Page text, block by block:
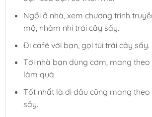
Ngồi ở nhà, xem chương trình
mộ, nhâm nhi trái cây sấy.
Đi café với bạn, gọi túi trái cây sấy.
Tới nhà bạn dùng cơm, mang
làm quà
Tốt nhất là đi đâu cũng mang
sấy.